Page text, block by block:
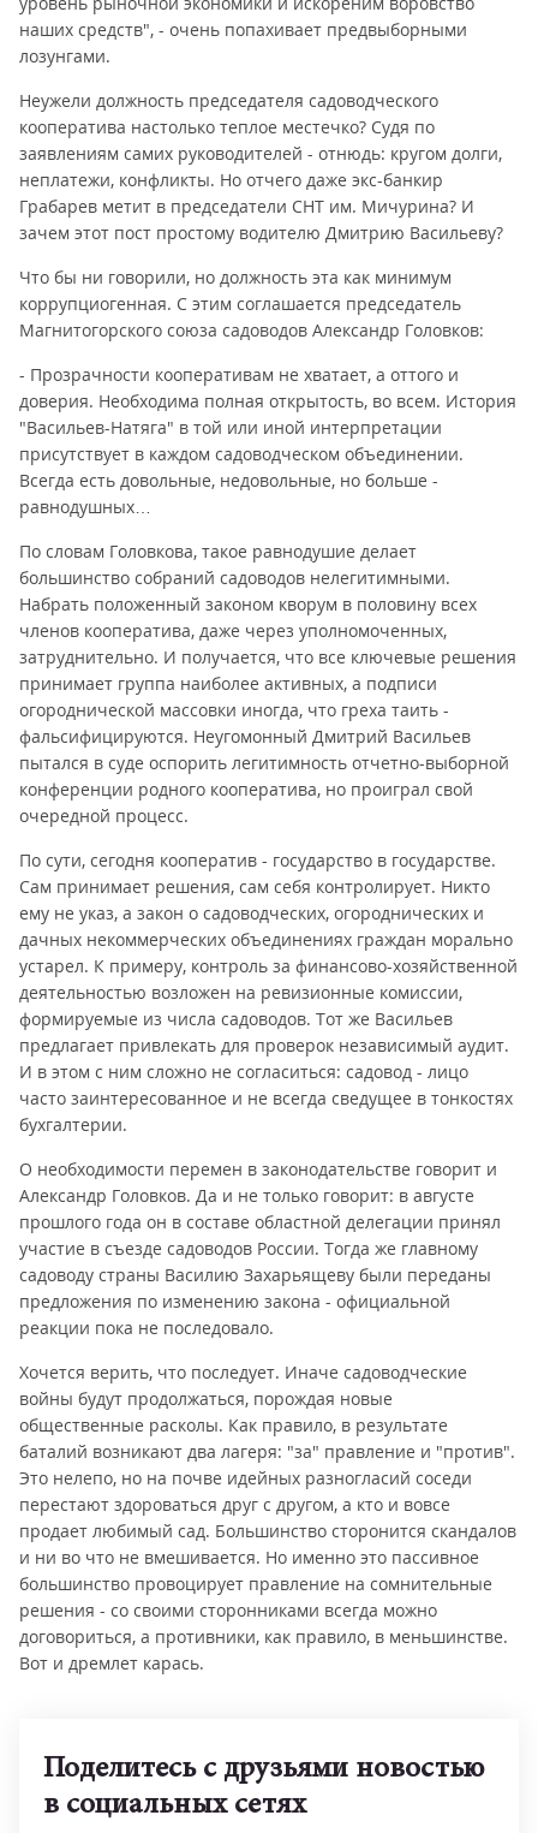
наших средств", - очень попахивает предвыборными
лозунгами.
Неужели должность председателя садоводческого
кооператива настолько теплое местечко? Судя по
заявлениям самих руководителей - отнюдь: кругом долги,
неплатежи, конфликты. Но отчего даже экс-банкир
Грабарев метит в председатели СНТ им. Мичурина? И
зачем этот пост простому водителю Дмитрию Васильеву?
Что бы ни говорили, но должность эта как минимум
коррупциогенная. С этим соглашается председатель
Магнитогорского союза садоводов Александр Головков:
- Прозрачности кооперативам не хватает, а оттого и
доверия. Необходима полная открытость, во всем. История
"Васильев-Натяга" в той или иной интерпретации
присутствует в каждом садоводческом объединении.
Всегда есть довольные, недовольные, но больше -
равнодушных…
По словам Головкова, такое равнодушие делает
большинство собраний садоводов нелегитимными.
Набрать положенный законом кворум в половину всех
членов кооператива, даже через уполномоченных,
затруднительно. И получается, что все ключевые решения
принимает группа наиболее активных, а подписи
огороднической массовки иногда, что греха таить -
фальсифицируются. Неугомонный Дмитрий Васильев
пытался в суде оспорить легитимность отчетно-выборной
конференции родного кооператива, но проиграл свой
очередной процесс.
По сути, сегодня кооператив - государство в государстве.
Сам принимает решения, сам себя контролирует. Никто
ему не указ, а закон о садоводческих, огороднических и
дачных некоммерческих объединениях граждан морально
устарел. К примеру, контроль за финансово-хозяйственной
деятельностью возложен на ревизионные комиссии,
формируемые из числа садоводов. Тот же Васильев
предлагает привлекать для проверок независимый аудит.
И в этом с ним сложно не согласиться: садовод - лицо
часто заинтересованное и не всегда сведущее в тонкостях
бухгалтерии.
О необходимости перемен в законодательстве говорит и
Александр Головков. Да и не только говорит: в августе
прошлого года он в составе областной делегации принял
участие в съезде садоводов России. Тогда же главному
садоводу страны Василию Захарьящеву были переданы
предложения по изменению закона - официальной
реакции пока не последовало.
Хочется верить, что последует. Иначе садоводческие
войны будут продолжаться, порождая новые
общественные расколы. Как правило, в результате
баталий возникают два лагеря: "за" правление и "против".
Это нелепо, но на почве идейных разногласий соседи
перестают здороваться друг с другом, а кто и вовсе
продает любимый сад. Большинство сторонится скандалов
и ни во что не вмешивается. Но именно это пассивное
большинство провоцирует правление на сомнительные
решения - со своими сторонниками всегда можно
договориться, а противники, как правило, в меньшинстве.
Вот и дремлет карась.
Поделитесь с друзьями новостью
в социальных сетях